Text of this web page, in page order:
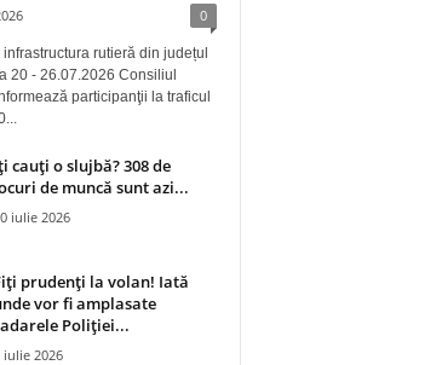
0
rutieră din județul
20 - 26.07.2026 Consiliul
participanţii la traficul
cauți o slujbă? 308 de
de muncă sunt azi...
iulie 2026
prudenți la volan! Iată
vor fi amplasate
Poliției...
iulie 2026